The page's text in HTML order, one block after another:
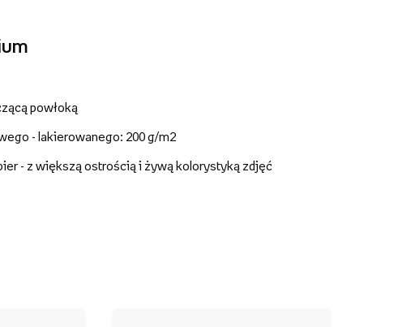
powłoką
- lakierowanego: 200 g/m2
- z większą ostrością i żywą kolorystyką zdjęć